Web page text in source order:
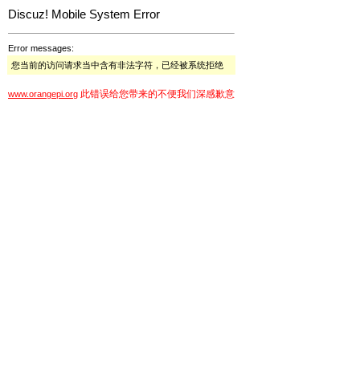
Discuz! Mobile System Error
Error messages:
您当前的访问请求当中含有非法字符，已经被系统拒绝
www.orangepi.org 此错误给您带来的不便我们深感歉意